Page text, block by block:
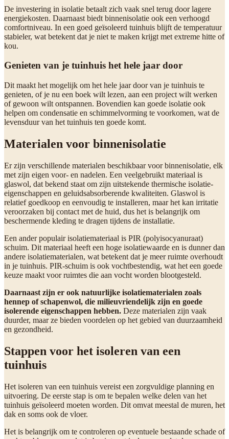
De investering in isolatie betaalt zich vaak snel terug door lagere
energiekosten. Daarnaast biedt binnenisolatie ook een verhoogd
comfortniveau. In een goed geïsoleerd tuinhuis blijft de temperatuur
stabieler, wat betekent dat je niet te maken krijgt met extreme hitte of
kou.
Genieten van je tuinhuis het hele jaar door
Dit maakt het mogelijk om het hele jaar door van je tuinhuis te
genieten, of je nu een boek wilt lezen, aan een project wilt werken
of gewoon wilt ontspannen. Bovendien kan goede isolatie ook
helpen om condensatie en schimmelvorming te voorkomen, wat de
levensduur van het tuinhuis ten goede komt.
Materialen voor binnenisolatie
Er zijn verschillende materialen beschikbaar voor binnenisolatie, elk
met zijn eigen voor- en nadelen. Een veelgebruikt materiaal is
glaswol, dat bekend staat om zijn uitstekende thermische isolatie-
eigenschappen en geluidsabsorberende kwaliteiten. Glaswol is
relatief goedkoop en eenvoudig te installeren, maar het kan irritatie
veroorzaken bij contact met de huid, dus het is belangrijk om
beschermende kleding te dragen tijdens de installatie.
Een ander populair isolatiemateriaal is PIR (polyisocyanuraat)
schuim. Dit materiaal heeft een hoge isolatiewaarde en is dunner dan
andere isolatiematerialen, wat betekent dat je meer ruimte overhoudt
in je tuinhuis. PIR-schuim is ook vochtbestendig, wat het een goede
keuze maakt voor ruimtes die aan vocht worden blootgesteld.
Daarnaast zijn er ook natuurlijke isolatiematerialen zoals
hennep of schapenwol, die milieuvriendelijk zijn en goede
isolerende eigenschappen hebben. Deze materialen zijn vaak
duurder, maar ze bieden voordelen op het gebied van duurzaamheid
en gezondheid.
Stappen voor het isoleren van een
tuinhuis
Het isoleren van een tuinhuis vereist een zorgvuldige planning en
uitvoering. De eerste stap is om te bepalen welke delen van het
tuinhuis geïsoleerd moeten worden. Dit omvat meestal de muren, het
dak en soms ook de vloer.
Het is belangrijk om te controleren op eventuele bestaande schade of